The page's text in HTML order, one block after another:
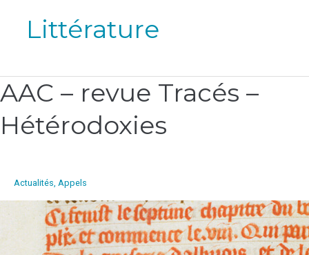
Littérature
AAC – revue Tracés –
Hétérodoxies
Actualités, Appels
AAC
–
revue
Tracés